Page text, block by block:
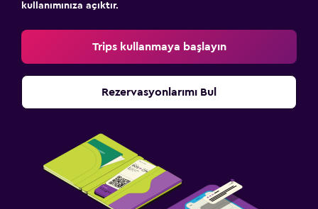
kullanımınıza açıktır.
Trips kullanmaya başlayın
Rezervasyonlarımı Bul